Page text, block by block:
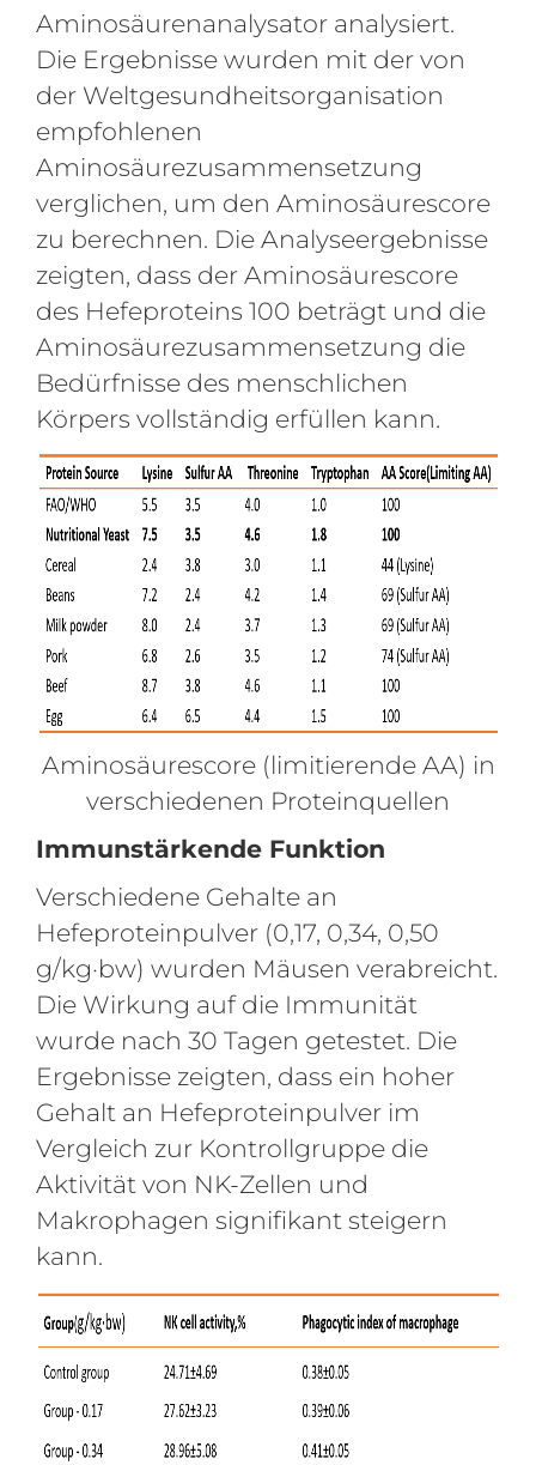
Aminosäurenanalysator analysiert.
Die Ergebnisse wurden mit der von
der Weltgesundheitsorganisation
empfohlenen
Aminosäurezusammensetzung
verglichen, um den Aminosäurescore
zu berechnen. Die Analyseergebnisse
zeigten, dass der Aminosäurescore
des Hefeproteins 100 beträgt und die
Aminosäurezusammensetzung die
Bedürfnisse des menschlichen
Körpers vollständig erfüllen kann.
Aminosäurescore (limitierende AA) in
verschiedenen Proteinquellen
Immunstärkende Funktion
Verschiedene Gehalte an
Hefeproteinpulver (0,17, 0,34, 0,50
g/kg·bw) wurden Mäusen verabreicht.
Die Wirkung auf die Immunität
wurde nach 30 Tagen getestet. Die
Ergebnisse zeigten, dass ein hoher
Gehalt an Hefeproteinpulver im
Vergleich zur Kontrollgruppe die
Aktivität von NK-Zellen und
Makrophagen signifikant steigern
kann.